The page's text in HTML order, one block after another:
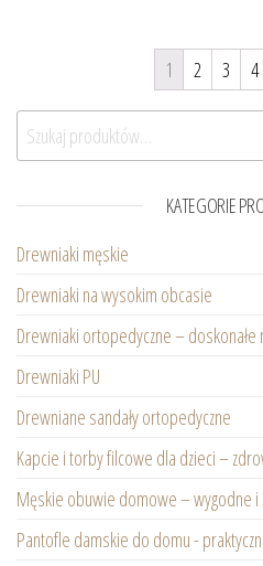
1 2 3 4
Szukaj:
KATEGORIE
Drewniaki męskie
Drewniaki na wysokim obcasie
Drewniaki ortopedyczne – doskonałe
Drewniaki PU
Drewniane sandały ortopedyczne
Kapcie i torby filcowe dla dzieci –
Męskie obuwie domowe – wygodne i
Pantofle damskie do domu -